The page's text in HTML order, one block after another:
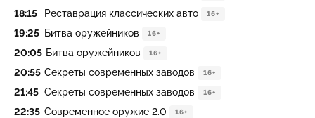
18:15 Реставрация классических авто 16+
19:25 Битва оружейников 16+
20:05 Битва оружейников 16+
20:55 Секреты современных заводов 16+
21:45 Секреты современных заводов 16+
22:35 Современное оружие 2.0 16+